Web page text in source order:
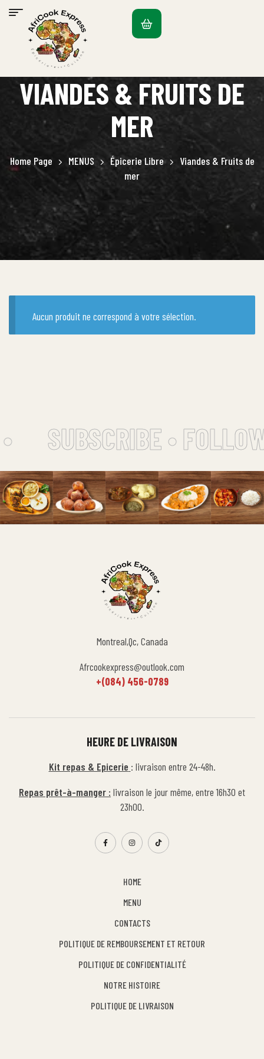
VIANDES & FRUITS DE
MER
Home Page MENUS Épicerie Libre
Viandes & Fruits de
mer
Aucun produit ne correspond à votre sélection.
SUBSCRIBE •
Montreal,Qc, Canada
Afrcookexpress@outlook.com
+(084) 456-0789
HOME
MENU
CONTACTS
POLITIQUE DE REMBOURSEMENT ET RETOUR
POLITIQUE DE CONFIDENTIALITÉ
NOTRE HISTOIRE
POLITIQUE DE LIVRAISON
HEURE DE LIVRAISON
Kit repas & Epicerie : livraison entre 24-48h.
Repas prêt-à-manger : livraison le jour même, entre 16h30 et
23h00.